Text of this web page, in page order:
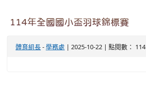
114年全國國小盃羽球錦標賽
體育組長-學務處 | 2025-10-22 | 點閱數： 114